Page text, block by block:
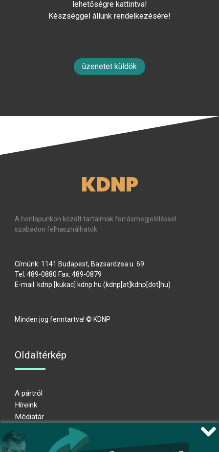
lehetőségre kattintva!
Készséggel állunk rendelkezésére!
üzenetet küldök
KDNP
A honlapunkon közölt tartalmak forrásmegjelöléssel
szabadon felhasználhatók.
Címünk: 1141 Budapest, Bazsarózsa u. 69.
Tel: 489-0880 Fax: 489-0879
E-mail: kdnp [kukac] kdnp.hu (kdnp[at]kdnp[dot]hu)
Minden jog fenntartva! © KDNP
Oldaltérkép
A pártról
Híreink
Médiatár
Adatkezelési nyilatkozat